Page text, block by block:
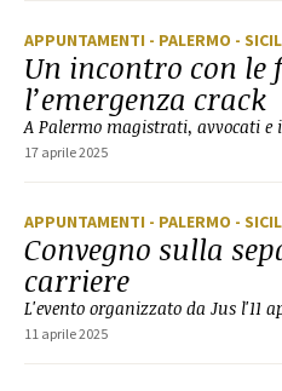
APPUNTAMENTI - PALERMO -
Un incontro con
l’emergenza crack
A Palermo magistrati, avvocati
17 aprile 2025
APPUNTAMENTI - PALERMO -
Convegno sulla
carriere
L'evento organizzato da Jus l'11
11 aprile 2025